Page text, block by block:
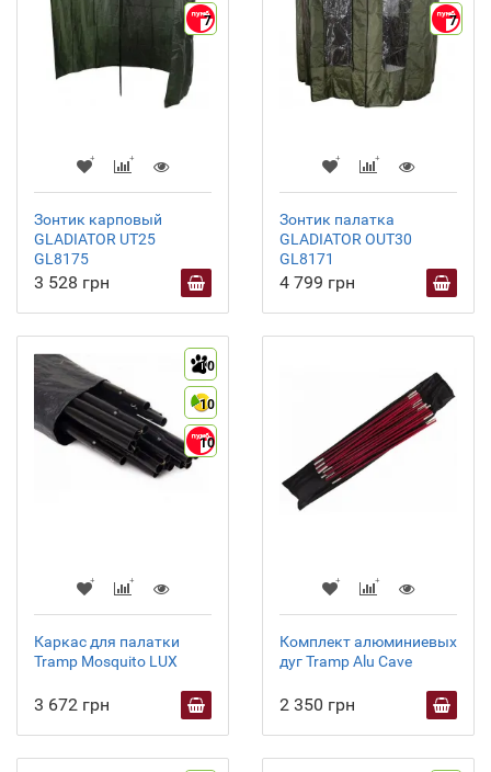
7
Зонтик карповый
GLADIATOR UT25
GL8175
3 528 грн
7
Зонтик палатка
GLADIATOR ОUT30
GL8171
4 799 грн
10
10
10
Каркас для палатки
Tramp Mosquito LUX
3 672 грн
Комплект алюминиевых
дуг Tramp Alu Cave
2 350 грн